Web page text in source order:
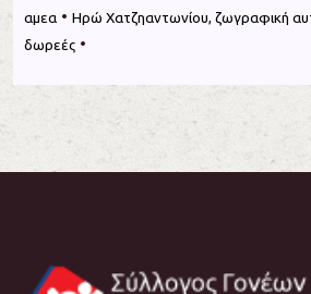
αμεα • Ηρώ Χατζηαντωνίου, ζωγραφική
δωρεές •